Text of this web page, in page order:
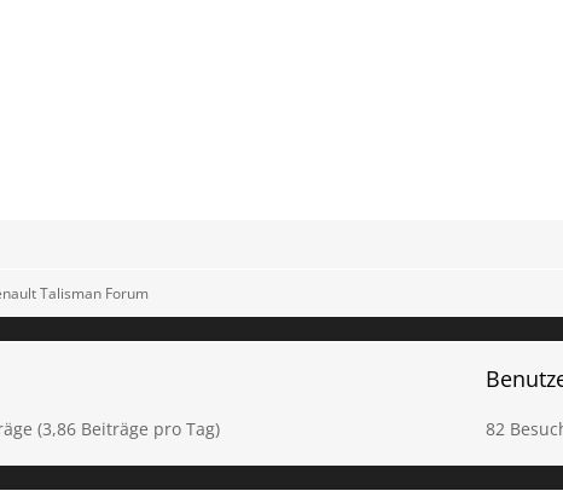
Talisman Forum
(3,86 Beiträge pro Tag) 82